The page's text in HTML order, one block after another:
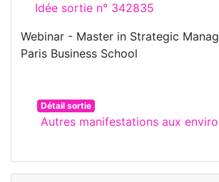
Idée sortie n° 342835
Webinar - Master in Strategic
Paris Business School
Détail sortie
Autres manifestations aux